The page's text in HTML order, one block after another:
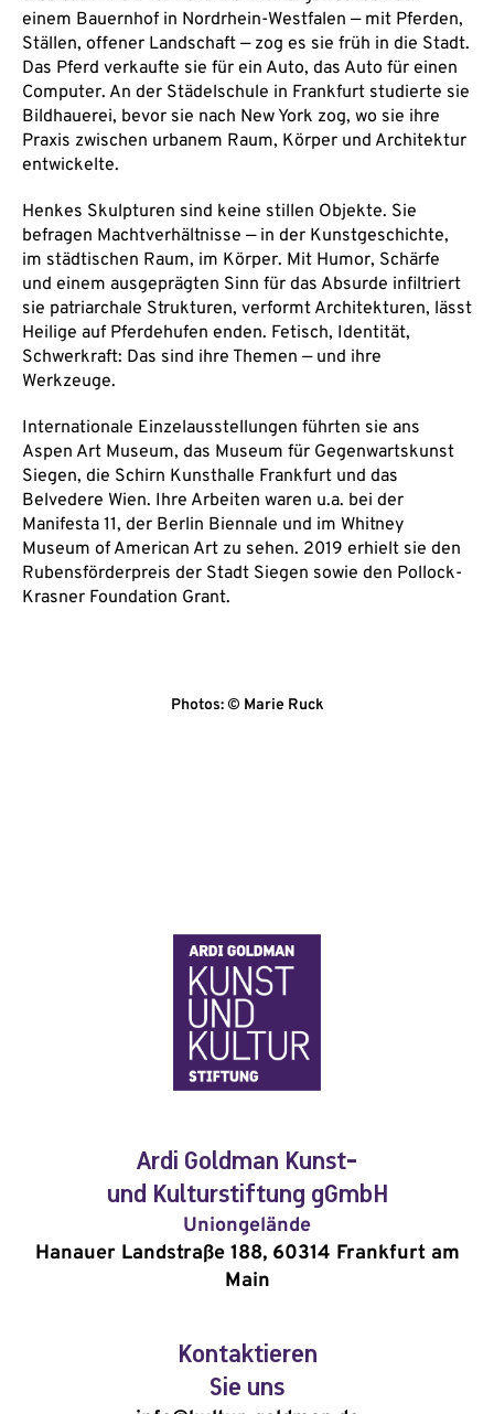
einem Bauernhof in Nordrhein-Westfalen — mit Pferden,
Ställen, offener Landschaft — zog es sie früh in die Stadt.
Das Pferd verkaufte sie für ein Auto, das Auto für einen
Computer. An der Städelschule in Frankfurt studierte sie
Bildhauerei, bevor sie nach New York zog, wo sie ihre
Praxis zwischen urbanem Raum, Körper und Architektur
entwickelte.
Henkes Skulpturen sind keine stillen Objekte. Sie
befragen Machtverhältnisse — in der Kunstgeschichte,
im städtischen Raum, im Körper. Mit Humor, Schärfe
und einem ausgeprägten Sinn für das Absurde infiltriert
sie patriarchale Strukturen, verformt Architekturen, lässt
Heilige auf Pferdehufen enden. Fetisch, Identität,
Schwerkraft: Das sind ihre Themen — und ihre
Werkzeuge.
Internationale Einzelausstellungen führten sie ans
Aspen Art Museum, das Museum für Gegenwartskunst
Siegen, die Schirn Kunsthalle Frankfurt und das
Belvedere Wien. Ihre Arbeiten waren u.a. bei der
Manifesta 11, der Berlin Biennale und im Whitney
Museum of American Art zu sehen. 2019 erhielt sie den
Rubensförderpreis der Stadt Siegen sowie den Pollock-
Krasner Foundation Grant.
Photos: © Marie Ruck
Ardi Goldman Kunst-
und Kulturstiftung gGmbH
Uniongelände
Hanauer Landstraße 188, 60314 Frankfurt am
Main
Kontaktieren
Sie uns